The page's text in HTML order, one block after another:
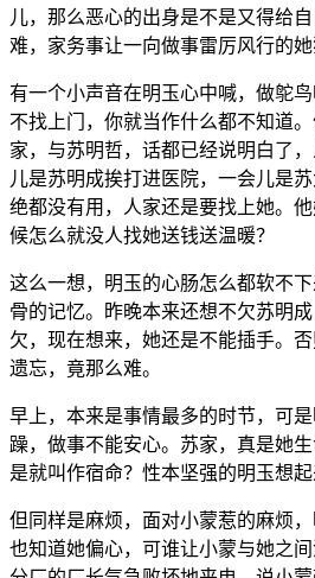
儿，那么恶心的出身是不是又得给
难，家务事让一向做事雷厉风行的她
有一个小声音在明玉心中喊，做鸵
不找上门，你就当作什么都不知道
家，与苏明哲，话都已经说明白了
儿是苏明成挨打进医院，一会儿是
绝都没有用，人家还是要找上她。
候怎么就没人找她送钱送温暖？
这么一想，明玉的心肠怎么都软不
骨的记忆。昨晚本来还想不欠苏明
欠，现在想来，她还是不能插手。
遗忘，竟那么难。
早上，本来是事情最多的时节，可
躁，做事不能安心。苏家，真是她
是就叫作宿命？性本坚强的明玉想起
但同样是麻烦，面对小蒙惹的麻烦
也知道她偏心，可谁让小蒙与她之